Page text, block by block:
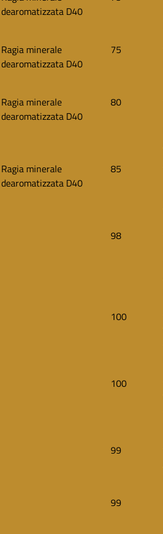
dearomatizzata D40
Ragia minerale
dearomatizzata D40
75
Ragia minerale
dearomatizzata D40
80
Ragia minerale
dearomatizzata D40
85
98
100
100
99
99